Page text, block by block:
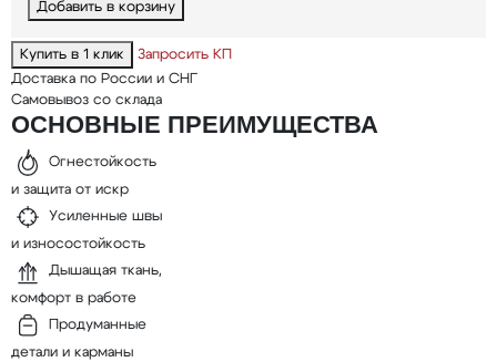
Добавить в корзину
Купить в 1 клик
Запросить КП
Доставка по России и СНГ
Самовывоз со склада
ОСНОВНЫЕ ПРЕИМУЩЕСТВА
Огнестойкость
и защита от искр
Усиленные швы
и износостойкость
Дышащая ткань,
комфорт в работе
Продуманные
детали и карманы